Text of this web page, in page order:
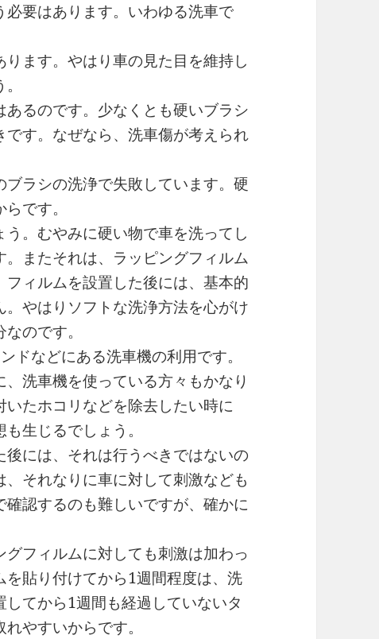
要はあります。いわゆる洗車で
ます。やはり車の見た目を維持し
るのです。少なくとも硬いブラシ
す。なぜなら、洗車傷が考えられ
ラシの洗浄で失敗しています。硬
です。
。むやみに硬い物で車を洗ってし
またそれは、ラッピングフィルム
ィルムを設置した後には、基本的
やはりソフトな洗浄方法を心がけ
のです。
ドなどにある洗車機の利用です。
洗車機を使っている方々もかなり
たホコリなどを除去したい時に
生じるでしょう。
には、それは行うべきではないの
それなりに車に対して刺激なども
認するのも難しいですが、確かに
フィルムに対しても刺激は加わっ
貼り付けてから1週間程度は、洗
てから1週間も経過していないタ
やすいからです。